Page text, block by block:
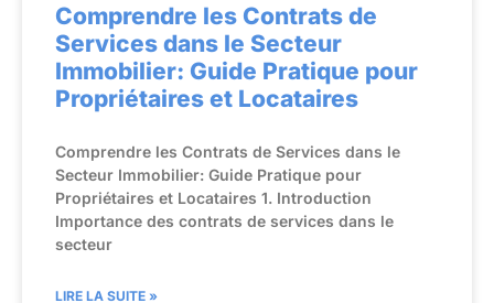
Comprendre les Contrats de
Services dans le Secteur
Immobilier: Guide Pratique pour
Propriétaires et Locataires
Comprendre les Contrats de Services dans le
Secteur Immobilier: Guide Pratique pour
Propriétaires et Locataires 1. Introduction
Importance des contrats de services dans le
secteur
LIRE LA SUITE »